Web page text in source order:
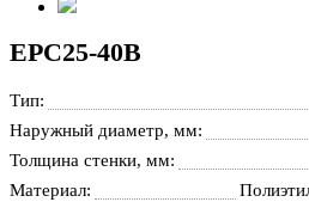
EPC25-40B
Тип:
Наружный диаметр, мм:
Толщина стенки, мм:
Материал: